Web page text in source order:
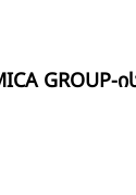
GROUP-